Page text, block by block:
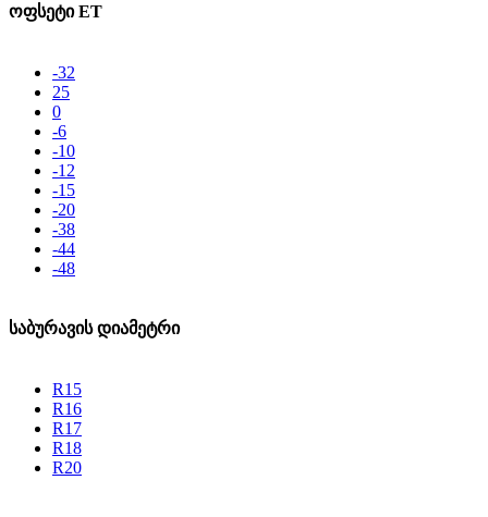
ოფსეტი ET
-32
25
0
-6
-10
-12
-15
-20
-38
-44
-48
საბურავის დიამეტრი
R15
R16
R17
R18
R20